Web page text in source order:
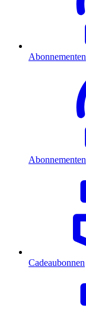
Abonnementen
Abonnementen
Cadeaubonnen